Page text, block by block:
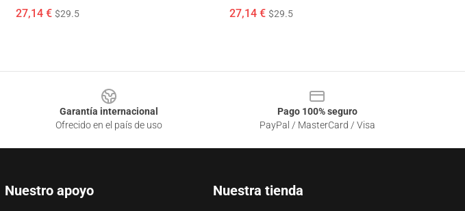
27,14 € $29.5 27,14 € $29.5
Garantía internacional
Ofrecido en el país de uso
Pago 100% seguro
PayPal / MasterCard / Visa
Nuestro apoyo Nuestra tienda